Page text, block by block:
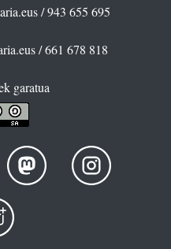
/ 943 655 695
/ 661 678 818
garatua